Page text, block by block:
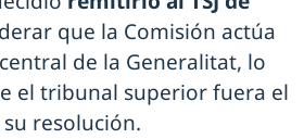
que la Comisión actúa
de la Generalitat, lo
el tribunal superior fuera el
resolución.